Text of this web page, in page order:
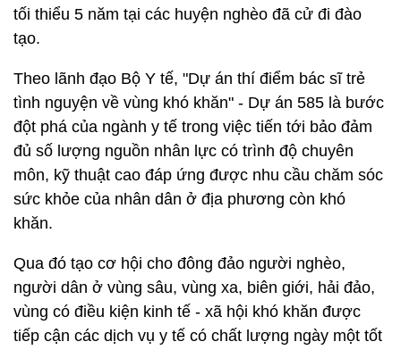
tối thiểu 5 năm tại các huyện nghèo đã cử đi đào
tạo.
Theo lãnh đạo Bộ Y tế, "Dự án thí điểm bác sĩ trẻ
tình nguyện về vùng khó khăn" - Dự án 585 là bước
đột phá của ngành y tế trong việc tiến tới bảo đảm
đủ số lượng nguồn nhân lực có trình độ chuyên
môn, kỹ thuật cao đáp ứng được nhu cầu chăm sóc
sức khỏe của nhân dân ở địa phương còn khó
khăn.
Qua đó tạo cơ hội cho đông đảo người nghèo,
người dân ở vùng sâu, vùng xa, biên giới, hải đảo,
vùng có điều kiện kinh tế - xã hội khó khăn được
tiếp cận các dịch vụ y tế có chất lượng ngày một tốt